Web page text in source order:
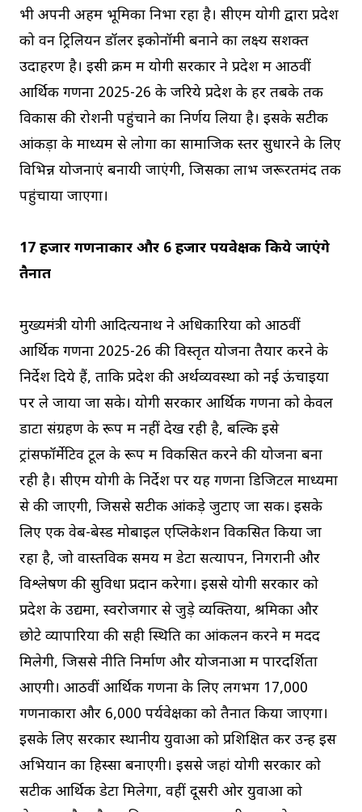
भी अपनी अहम भूमिका निभा रहा है। सीएम योगी द्वारा प्रदेश
को वन ट्रिलियन डॉलर इकोनॉमी बनाने का लक्ष्य सशक्त
उदाहरण है। इसी क्रम में योगी सरकार ने प्रदेश में आठवीं
आर्थिक गणना 2025-26 के जरिये प्रदेश के हर तबके तक
विकास की रोशनी पहुंचाने का निर्णय लिया है। इसके सटीक
आंकड़ों के माध्यम से लोगों का सामाजिक स्तर सुधारने के लिए
विभिन्न योजनाएं बनायी जाएंगी, जिसका लाभ जरूरतमंद तक
पहुंचाया जाएगा।
17 हजार गणनाकार और 6 हजार पर्यवेक्षक किये जाएंगे
तैनात
मुख्यमंत्री योगी आदित्यनाथ ने अधिकारियों को आठवीं
आर्थिक गणना 2025-26 की विस्तृत योजना तैयार करने के
निर्देश दिये हैं, ताकि प्रदेश की अर्थव्यवस्था को नई ऊंचाइयों
पर ले जाया जा सके। योगी सरकार आर्थिक गणना को केवल
डाटा संग्रहण के रूप में नहीं देख रही है, बल्कि इसे
ट्रांसफॉर्मेटिव टूल के रूप में विकसित करने की योजना बना
रही है। सीएम योगी के निर्देश पर यह गणना डिजिटल माध्यमों
से की जाएगी, जिससे सटीक आंकड़े जुटाए जा सकें। इसके
लिए एक वेब-बेस्ड मोबाइल एप्लिकेशन विकसित किया जा
रहा है, जो वास्तविक समय में डेटा सत्यापन, निगरानी और
विश्लेषण की सुविधा प्रदान करेगा। इससे योगी सरकार को
प्रदेश के उद्यमों, स्वरोजगार से जुड़े व्यक्तियों, श्रमिकों और
छोटे व्यापारियों की सही स्थिति का आंकलन करने में मदद
मिलेगी, जिससे नीति निर्माण और योजनाओं में पारदर्शिता
आएगी। आठवीं आर्थिक गणना के लिए लगभग 17,000
गणनाकारों और 6,000 पर्यवेक्षकों को तैनात किया जाएगा।
इसके लिए सरकार स्थानीय युवाओं को प्रशिक्षित कर उन्हें इस
अभियान का हिस्सा बनाएगी। इससे जहां योगी सरकार को
सटीक आर्थिक डेटा मिलेगा, वहीं दूसरी ओर युवाओं को